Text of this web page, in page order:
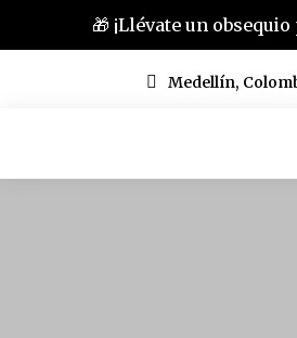
🎁 ¡Llévate un
Medellín,